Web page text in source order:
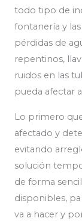
todo tipo de
fontanería y
pérdidas de
repentinos,
ruidos en las
pueda afectar
Lo primero
afectado y
evitando
solución
de forma
disponibles,
va a hacer y